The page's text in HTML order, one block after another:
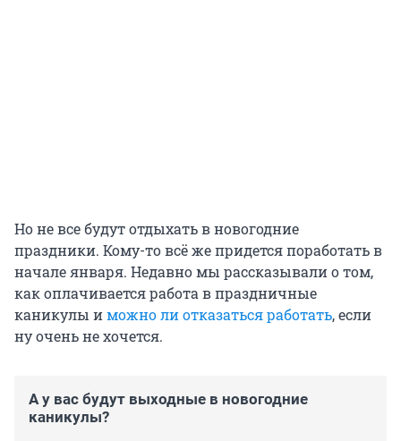
Но не все будут отдыхать в новогодние
праздники. Кому-то всё же придется поработать в
начале января. Недавно мы рассказывали о том,
как оплачивается работа в праздничные
каникулы иможно ли отказаться работать, если
ну очень не хочется.
А у вас будут выходные в новогодние
каникулы?